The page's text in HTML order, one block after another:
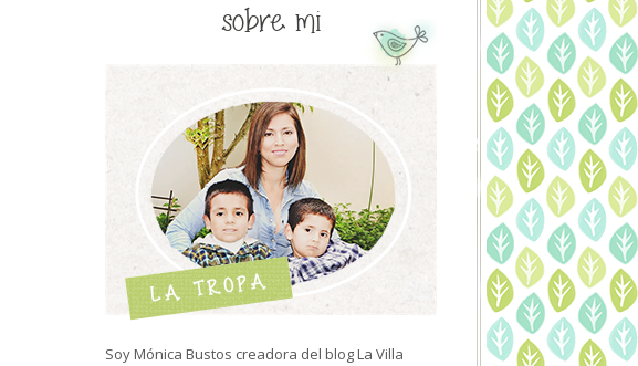
sobre mi
Soy Mónica Bustos creadora del blog La Villa